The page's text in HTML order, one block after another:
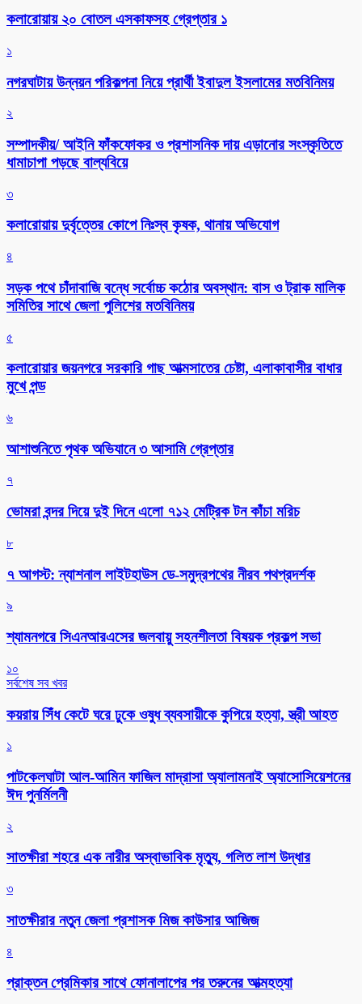
কলারোয়ায় ২০ বোতল এসকাফসহ গ্রেপ্তার ১
১
নগরঘাটায় উন্নয়ন পরিকল্পনা নিয়ে প্রার্থী ইবাদুল ইসলামের মতবিনিময়
২
সম্পাদকীয়/ আইনি ফাঁকফোকর ও প্রশাসনিক দায় এড়ানোর সংস্কৃতিতে
ধামাচাপা পড়ছে বাল্যবিয়ে
৩
কলারোয়ায় দুর্বৃত্তের কোপে নিঃস্ব কৃষক, থানায় অভিযোগ
৪
সড়ক পথে চাঁদাবাজি বন্ধে সর্বোচ্চ কঠোর অবস্থান: বাস ও ট্রাক মালিক
সমিতির সাথে জেলা পুলিশের মতবিনিময়
৫
কলারোয়ার জয়নগরে সরকারি গাছ আত্মসাতের চেষ্টা, এলাকাবাসীর বাধার
মুখে পন্ড
৬
আশাশুনিতে পৃথক অভিযানে ৩ আসামি গ্রেপ্তার
৭
ভোমরা বন্দর দিয়ে দুই দিনে এলো ৭১২ মেট্রিক টন কাঁচা মরিচ
৮
৭ আগস্ট: ন্যাশনাল লাইটহাউস ডে-সমুদ্রপথের নীরব পথপ্রদর্শক
৯
শ্যামনগরে সিএনআরএসের জলবায়ু সহনশীলতা বিষয়ক প্রকল্প সভা
১০
সর্বশেষ সব খবর
কয়রায় সিঁধ কেটে ঘরে ঢুকে ওষুধ ব্যবসায়ীকে কুপিয়ে হত্যা, স্ত্রী আহত
১
পাটকেলঘাটা আল-আমিন ফাজিল মাদ্রাসা অ্যালামনাই অ্যাসোসিয়েশনের
ঈদ পুনর্মিলনী
২
সাতক্ষীরা শহরে এক নারীর অস্বাভাবিক মৃত্যু, গলিত লাশ উদ্ধার
৩
সাতক্ষীরার নতুন জেলা প্রশাসক মিজ কাউসার আজিজ
৪
প্রাক্তন প্রেমিকার সাথে ফোনালাপের পর তরুনের আত্মহত্যা